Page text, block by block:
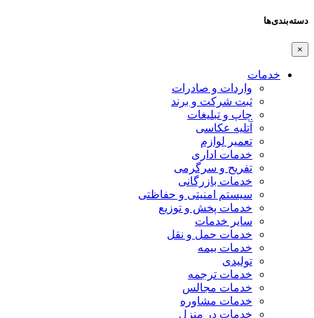
دسته‌بندی‌ها
×
خدمات
واردات و صادرات
ثبت شرکت و برند
چاپ و تبلیغات
آتلیه عکاسی
تعمیر لوازم
خدمات اداری
تفریح و سرگرمی
خدمات بازرگانی
سیستم امنیتی و حفاظتی
خدمات پخش و توزیع
سایر خدمات
خدمات حمل و نقل
خدمات بیمه
تولیدی
خدمات ترجمه
خدمات مجالس
خدمات مشاوره
خدمات در منزل